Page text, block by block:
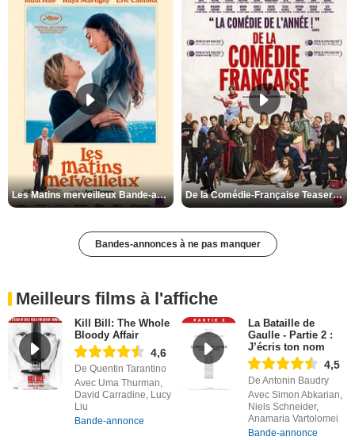
Les Matins merveilleux Bande-annonce VF De la Comédie-Française Teaser VF
Bandes-annonces à ne pas manquer
Meilleurs films à l'affiche
Kill Bill: The Whole
Bloody Affair
4,6
De Quentin Tarantino
Avec Uma Thurman,
David Carradine, Lucy
Liu
Bande-annonce
La Bataille de
Gaulle - Partie 2 :
J’écris ton nom
4,5
De Antonin Baudry
Avec Simon Abkarian,
Niels Schneider,
Anamaria Vartolomei
Bande-annonce